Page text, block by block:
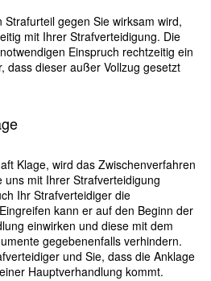
gegen Sie wirksam wird,
mit Ihrer Strafverteidigung. Die
Einspruch rechtzeitig ein
dass dieser außer Vollzug gesetzt
Klage, wird das Zwischenverfahren
uns mit Ihrer Strafverteidigung
Ihr Strafverteidiger die
kann er auf den Beginn der
einwirken und diese mit dem
gegebenenfalls verhindern.
und Sie, dass die Anklage
Hauptverhandlung kommt.